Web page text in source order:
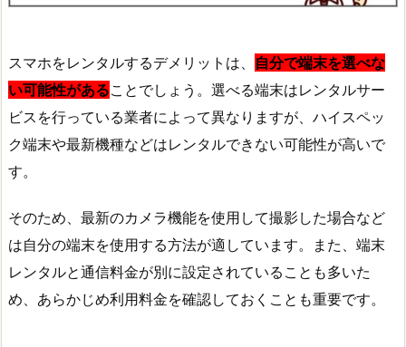
スマホをレンタルするデメリットは、 自分で端末を選べな
い可能性があることでしょう。選べる端末はレンタルサー
ビスを行っている業者によって異なりますが、ハイスペッ
ク端末や最新機種などはレンタルできない可能性が高いで
す。
そのため、最新のカメラ機能を使用して撮影した場合など
は自分の端末を使用する方法が適しています。また、端末
レンタルと通信料金が別に設定されていることも多いた
め、あらかじめ利用料金を確認しておくことも重要です。